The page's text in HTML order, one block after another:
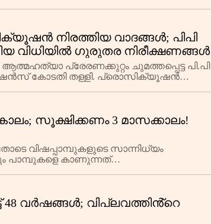
നിരത്തിയ വാദങ്ങൾ; പിപി
വിധിയിൽ ഗുരുതര നിരീക്ഷണങ്ങൾ
പ്രേരണക്കുറ്റം ചുമത്തപ്പെട്ട പി.പി
കോടതി തള്ളി. പ്രൊസിക്യൂഷൻ
സൂക്ഷിക്കണം 3 മാസക്കാലം!
വിഷപ്പാമ്പുകളുടെ സാന്നിധ്യം
പാമ്പുകളെ കാണുന്നത്
48 വർഷങ്ങൾ; വിപ്ലവത്തിൻ്റെ